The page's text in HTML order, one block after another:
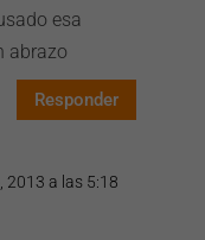
esa
abrazo
Responder
2013 a las 5:18